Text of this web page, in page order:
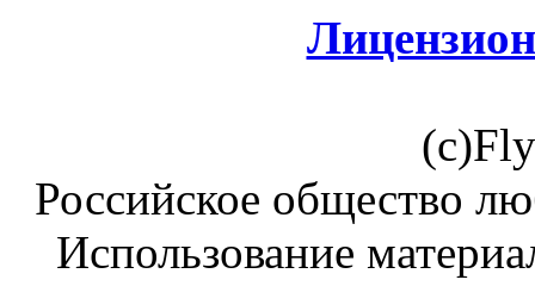
Российское общество
Использование